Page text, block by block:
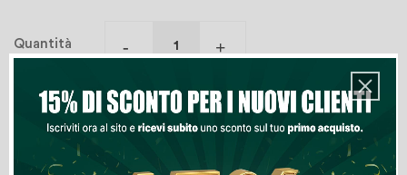
Quantità
Aggiungi Al Carrello
Lista Dei Desideri